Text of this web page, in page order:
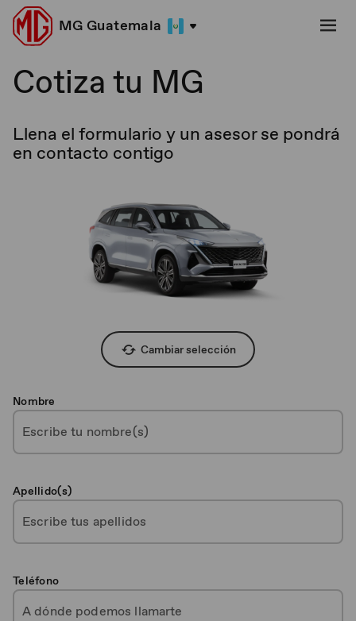
MG Guatemala
Cotiza tu MG
Llena el formulario y un asesor se pondrá
en contacto contigo
Cambiar selección
Nombre
Apellido(s)
Teléfono